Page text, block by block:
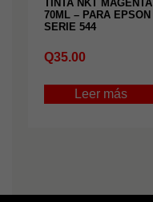
TINTA NKT MAGENTA
70ML – PARA EPSON
SERIE 544
Q35.00
Leer más